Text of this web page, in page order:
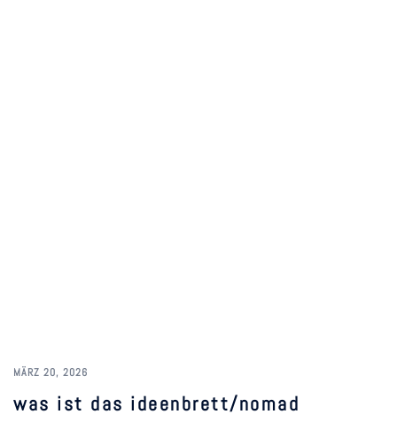
MÄRZ 20, 2026
was ist das ideenbrett/nomad